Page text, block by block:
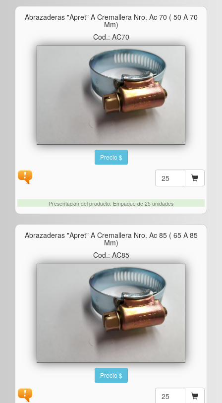
Abrazaderas "apret" A Cremallera Nro. Ac 70 ( 50 A 70
Mm)
Cod.: AC70
Precio $
Presentación del producto: Empaque de 25 unidades
Abrazaderas "apret" A Cremallera Nro. Ac 85 ( 65 A 85
Mm)
Cod.: AC85
Precio $